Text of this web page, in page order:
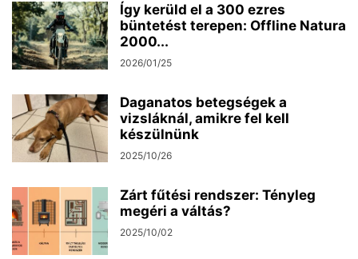
Így kerüld el a 300 ezres
büntetést terepen: Offline Natura
2000...
2026/01/25
Daganatos betegségek a
vizsláknál, amikre fel kell
készülnünk
2025/10/26
Zárt fűtési rendszer: Tényleg
megéri a váltás?
2025/10/02